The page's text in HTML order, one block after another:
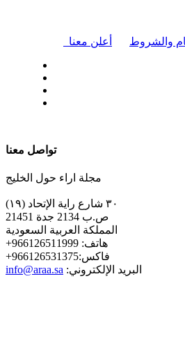
أعلن معنا والشروط
تواصل معنا
مجلة اراء حول الخليج
٣٠ شارع راية الإتحاد (١٩)
ص.ب 2134 جدة 21451
المملكة العربية السعودية
+هاتف: 966126511999
+فاكس:966126531375
info@araa.sa :البريد الإلكتروني